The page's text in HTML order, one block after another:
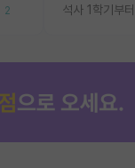
2 석사 1학기부